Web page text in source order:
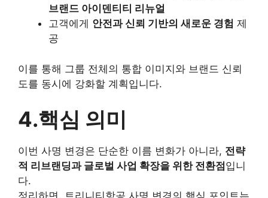
브랜드 아이덴티티 리뉴얼
고객에게 안전과 신뢰 기반의 새로운 경험 제
공
이를 통해 그룹 전체의 통합 이미지와 브랜드 신뢰
도를 동시에 강화할 계획입니다.
4.핵심 의미
이번 사명 변경은 단순한 이름 변화가 아니라, 전략
적 리브랜딩과 글로벌 사업 확장을 위한 전환점 입니
다.
정리하면, 트리니티항공 사명 변경의 핵심 포인트는